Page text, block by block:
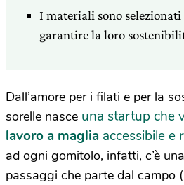
I materiali sono
garantire la loro
Dall’amore per i filati e per la
sorelle nasce una startup che
lavoro a maglia accessibile e
ad ogni gomitolo, infatti, c’è
passaggi che parte dal campo